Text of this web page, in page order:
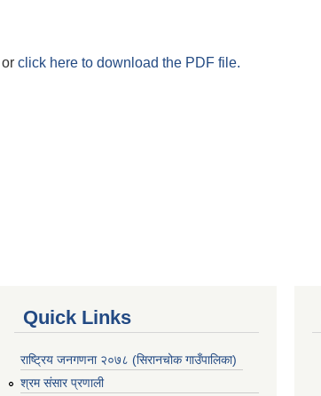
or click here to download the PDF file.
Quick Links
राष्ट्रिय जनगणना २०७८ (सिरानचोक गाउँपालिका)
श्रम संसार प्रणाली